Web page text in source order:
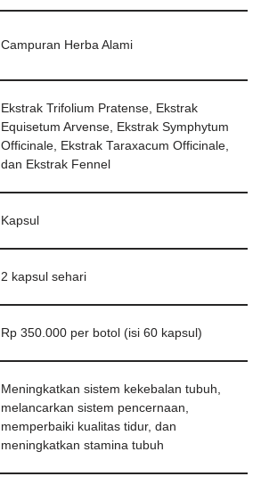
Campuran Herba Alami
Ekstrak Trifolium Pratense, Ekstrak
Equisetum Arvense, Ekstrak Symphytum
Officinale, Ekstrak Taraxacum Officinale,
dan Ekstrak Fennel
Kapsul
2 kapsul sehari
Rp 350.000 per botol (isi 60 kapsul)
Meningkatkan sistem kekebalan tubuh,
melancarkan sistem pencernaan,
memperbaiki kualitas tidur, dan
meningkatkan stamina tubuh